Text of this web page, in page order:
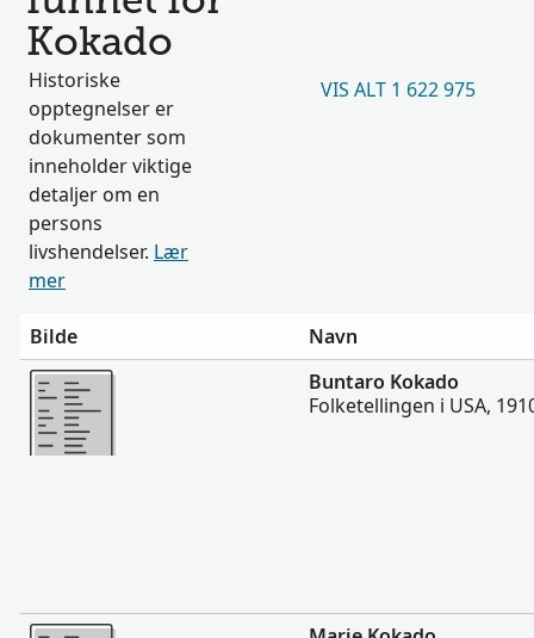
Kokado
Historiske
opptegnelser er
dokumenter som
inneholder viktige
detaljer om en
persons
livshendelser. Lær
mer
VIS ALT 1 622 975
Bilde
Navn
Flere
Buntaro Kokado
Folketellingen i USA,
Flere